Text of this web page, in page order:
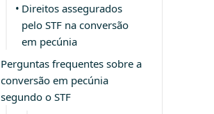
Direitos assegurados
pelo STF na conversão
em pecúnia
Perguntas frequentes sobre a
conversão em pecúnia
segundo o STF